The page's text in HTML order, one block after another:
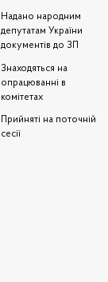
Надано народним
депутатам України
документів до ЗП
Знаходяться на
опрацюванні в
комітетах
Прийняті на поточній
сесії